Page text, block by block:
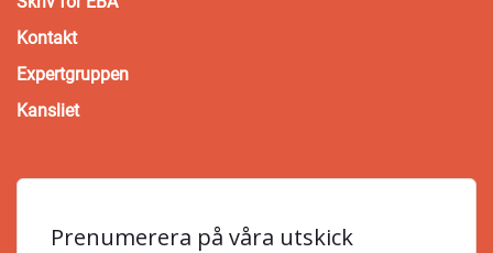
Kontakt
Expertgruppen
Kansliet
Prenumerera på våra utskick